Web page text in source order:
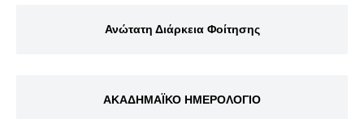
Ανώτατη Διάρκεια Φοίτησης
ΑΚΑΔΗΜΑΪΚΟ ΗΜΕΡΟΛΟΓΙΟ